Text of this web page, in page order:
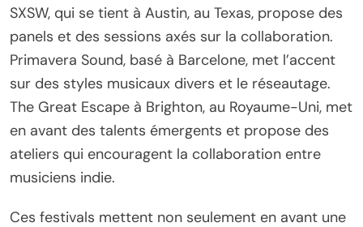
SXSW, qui se tient à Austin, au Texas, propose des
panels et des sessions axés sur la collaboration.
Primavera Sound, basé à Barcelone, met l’accent
sur des styles musicaux divers et le réseautage.
The Great Escape à Brighton, au Royaume-Uni, met
en avant des talents émergents et propose des
ateliers qui encouragent la collaboration entre
musiciens indie.
Ces festivals mettent non seulement en avant une